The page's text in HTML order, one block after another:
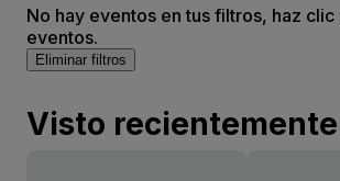
No hay eventos en tus filtros, haz
eventos.
Eliminar filtros
Visto recientemente